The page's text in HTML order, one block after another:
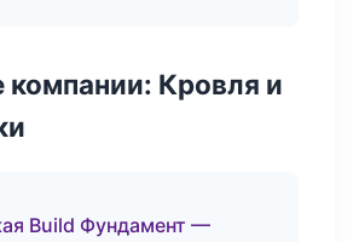
Кровля и
Build Фундамент —